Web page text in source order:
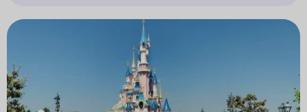
d'une vue imprenable sur les monuments de Paris, les
bus Tootbus sont parfaits et économiques avec des
pass aux prix adaptés à vos besoins.